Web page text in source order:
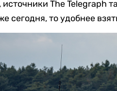
источники The Telegraph
сегодня, то удобнее